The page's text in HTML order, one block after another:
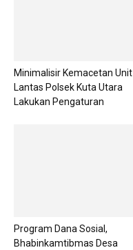
Minimalisir Kemacetan Unit
Lantas Polsek Kuta Utara
Lakukan Pengaturan
Program Dana Sosial,
Bhabinkamtibmas Desa